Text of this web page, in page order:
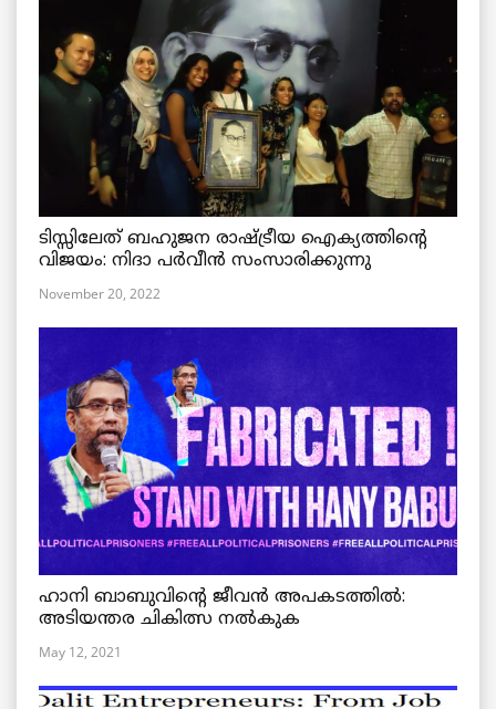
ടിസ്സിലേത് ബഹുജന രാഷ്ട്രീയ ഐക്യത്തിന്റെ
വിജയം: നിദാ പർവീൻ സംസാരിക്കുന്നു
November 20, 2022
ഹാനി ബാബുവിന്റെ ജീവൻ അപകടത്തിൽ:
അടിയന്തര ചികിത്സ നൽകുക
May 12, 2021